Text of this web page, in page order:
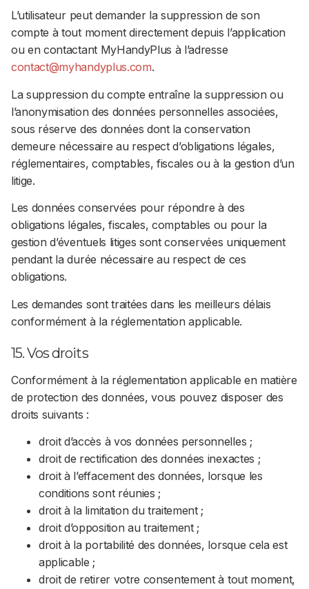
L’utilisateur peut demander la suppression de son
compte à tout moment directement depuis l’application
ou en contactant MyHandyPlus à l’adresse
contact@myhandyplus.com.
La suppression du compte entraîne la suppression ou
l’anonymisation des données personnelles associées,
sous réserve des données dont la conservation
demeure nécessaire au respect d’obligations légales,
réglementaires, comptables, fiscales ou à la gestion d’un
litige.
Les données conservées pour répondre à des
obligations légales, fiscales, comptables ou pour la
gestion d’éventuels litiges sont conservées uniquement
pendant la durée nécessaire au respect de ces
obligations.
Les demandes sont traitées dans les meilleurs délais
conformément à la réglementation applicable.
15. Vos droits
Conformément à la réglementation applicable en matière
de protection des données, vous pouvez disposer des
droits suivants :
droit d’accès à vos données personnelles ;
droit de rectification des données inexactes ;
droit à l’effacement des données, lorsque les
conditions sont réunies ;
droit à la limitation du traitement ;
droit d’opposition au traitement ;
droit à la portabilité des données, lorsque cela est
applicable ;
droit de retirer votre consentement à tout moment,